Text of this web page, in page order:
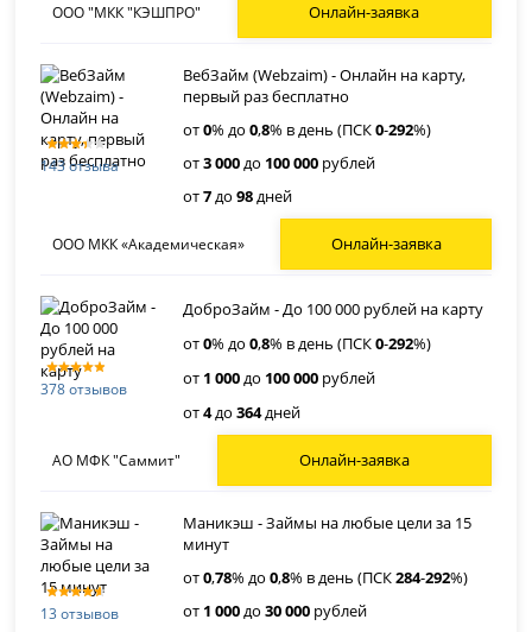
ООО "МКК "КЭШПРО" Онлайн-заявка
143 отзыва
ВебЗайм (Webzaim) - Онлайн на карту,
первый раз бесплатно
от0% до0,8% в день (ПСК0-292%)
от3 000до 100 000 рублей
от7до98дней
ООО МКК «Академическая» Онлайн-заявка
378 отзывов
ДоброЗайм - До 100 000 рублей на карту
от0% до0,8% в день (ПСК0-292%)
от 1 000до 100 000 рублей
от4до364дней
АО МФК "Саммит" Онлайн-заявка
13 отзывов
Маникэш - Займы на любые цели за 15
минут
от0,78% до0,8% в день (ПСК284-292%)
от 1 000до30 000 рублей